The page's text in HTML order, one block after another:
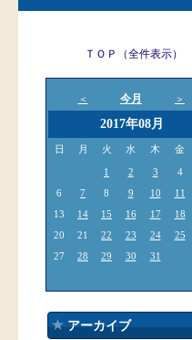
ＴＯＰ（全件表示）
＜ 今月 ＞
2017年08月
日 月 火 水 木 金
1 2 3 4
6
7 8 9 10 11
13
14 15 16 17 18
20
21 22 23 24 25
27
28 29 30 31
アーカイブ